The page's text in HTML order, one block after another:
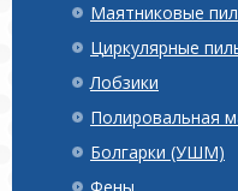
Маятниковые
Циркулярные
Лобзики
Полировальная
Болгарки (УШМ)